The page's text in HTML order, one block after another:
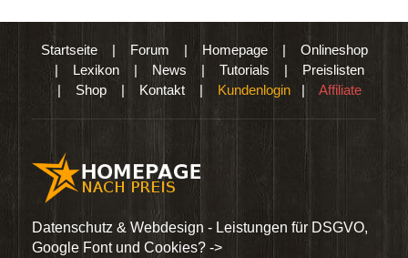
Startseite| Forum | Homepage| Onlineshop
| Lexikon |News | Tutorials | Preislisten
| Shop | Kontakt | Kundenlogin | Affiliate
Datenschutz & Webdesign - Leistungen für DSGVO,
Google Font und Cookies? ->